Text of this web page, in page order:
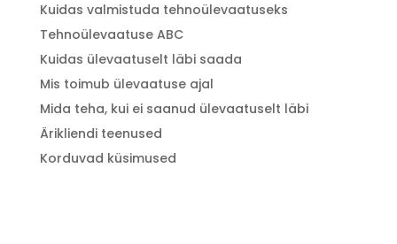
Kuidas valmistuda tehnoülevaatuseks
Tehnoülevaatuse ABC
Kuidas ülevaatuselt läbi saada
Mis toimub ülevaatuse ajal
Mida teha, kui ei saanud ülevaatuselt läbi
Ärikliendi teenused
Korduvad küsimused